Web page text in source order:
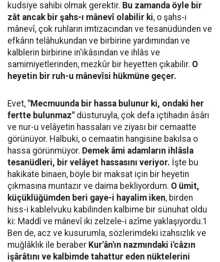
kudsiye sahibi olmak gerektir. Bu zamanda öyle bir
zât ancak bir şahs-ı mânevî olabilir ki, o şahs-ı
mânevî, çok ruhların imtizacından ve tesanüdünden ve
efkârın telâhukundan ve birbirine yardımından ve
kalblerin birbirine in'ikâsından ve ihlâs ve
samimiyetlerinden, mezkûr bir heyetten çıkabilir. O
heyetin bir ruh-u mânevîsi hükmüne geçer.
Evet, "Mecmuunda bir hassa bulunur ki, ondaki her
fertte bulunmaz" düsturuyla, çok defa içtihadın âsârı
ve nur-u velâyetin hassaları ve ziyası bir cemaatte
görünüyor. Halbuki, o cemaatin hangisine bakılsa o
hassa görünmüyor. Demek âmi adamların ihlâsla
tesanüdleri, bir velâyet hassasını veriyor. İşte bu
hakikate binaen, böyle bir maksat için bir heyetin
çıkmasına muntazır ve daima bekliyordum. O ümit,
küçüklüğümden beri gaye-i hayalim iken, birden
hiss-i kablelvuku kabilinden kalbime bir sünuhat oldu
ki: Maddî ve mânevî iki zelzele-i azîme yaklaşıyordu.1
Ben de, acz ve kusurumla, sözlerimdeki izahsızlık ve
muğlâklık ile beraber Kur'ân'ın nazmındaki i'câzın
işârâtını ve kalbimde tahattur eden nüktelerini